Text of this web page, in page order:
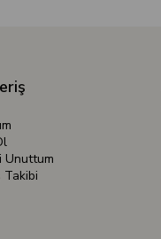
Unuttum
Takibi